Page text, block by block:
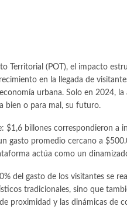
Territorial (POT), el impacto
en la llegada de
urbana. Solo en 2024,
bien o para mal, su futuro.
billones correspondieron a
gasto promedio cercano a
actúa como un
del gasto de los visitantes se
tradicionales, sino que
proximidad y las dinámicas de